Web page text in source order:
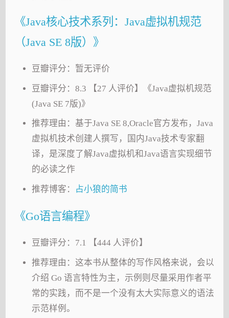
《Java核心技术系列：Java虚拟机规范
（Java SE 8版）》
豆瓣评分：暂无评价
豆瓣评分：8.3 【27 人评价】《Java虚拟机规范
(Java SE 7版)》
推荐理由：基于Java SE 8,Oracle官方发布，Java
虚拟机技术创建人撰写，国内Java技术专家翻
译，是深度了解Java虚拟机和Java语言实现细节
的必读之作
推荐博客： 占小狼的简书
《Go语言编程》
豆瓣评分：7.1 【444 人评价】
推荐理由：这本书从整体的写作风格来说，会以
介绍 Go 语言特性为主，示例则尽量采用作者平
常的实践，而不是一个没有太大实际意义的语法
示范样例。